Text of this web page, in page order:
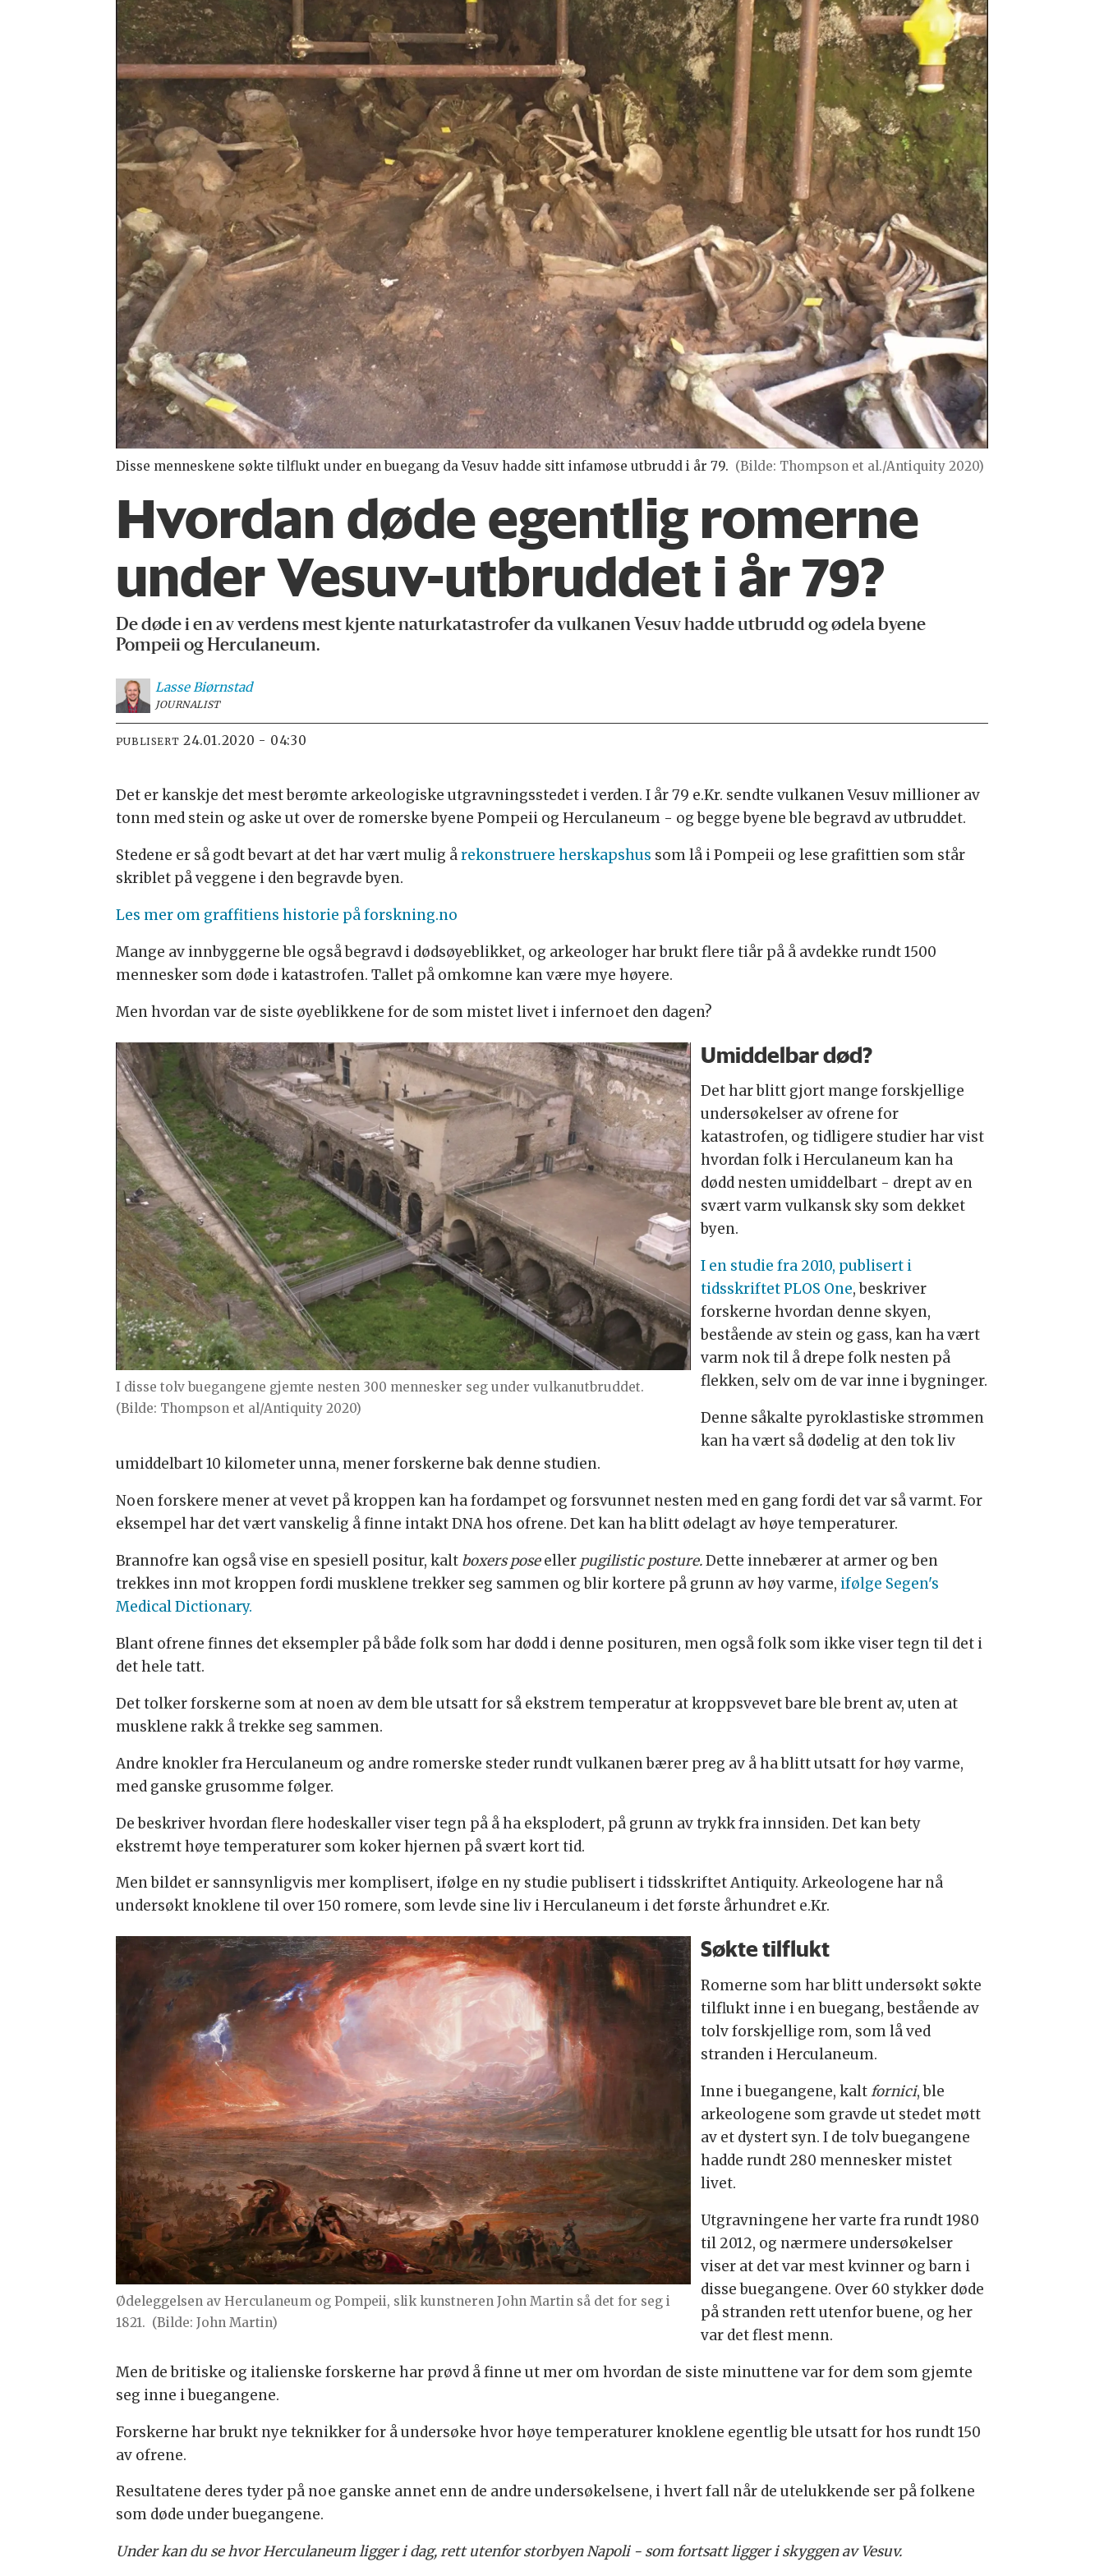
Disse menneskene søkte tilflukt under en buegang da Vesuv hadde sitt infamøse utbrudd i år 79. (Bilde: Thompson et al./Antiquity 2020)
Hvordan døde egentlig romerne
under Vesuv-utbruddet i år 79?
De døde i en av verdens mest kjente naturkatastrofer da vulkanen Vesuv hadde utbrudd og ødela byene
Pompeii og Herculaneum.
Lasse Biørnstad
JOURNALIST
PUBLISERT 24.01.2020 - 04:30
Det er kanskje det mest berømte arkeologiske utgravningsstedet i verden. I år 79 e.Kr. sendte vulkanen Vesuv millioner av
tonn med stein og aske ut over de romerske byene Pompeii og Herculaneum - og begge byene ble begravd av utbruddet.
Stedene er så godt bevart at det har vært mulig årekonstruere herskapshus som lå i Pompeii og lese grafittien som står
skriblet på veggene i den begravde byen.
Les mer om graffitiens historie på forskning.no
Mange av innbyggerne ble også begravd i dødsøyeblikket, og arkeologer har brukt flere tiår på å avdekke rundt 1500
mennesker som døde i katastrofen. Tallet på omkomne kan være mye høyere.
Men hvordan var de siste øyeblikkene for de som mistet livet i infernoet den dagen?
I disse tolv buegangene gjemte nesten 300 mennesker seg under vulkanutbruddet.
(Bilde: Thompson et al/Antiquity 2020)
Umiddelbar død?
Det har blitt gjort mange forskjellige
undersøkelser av ofrene for
katastrofen, og tidligere studier har vist
hvordan folk i Herculaneum kan ha
dødd nesten umiddelbart - drept av en
svært varm vulkansk sky som dekket
byen.
I en studie fra 2010, publisert i
tidsskriftet PLOS One, beskriver
forskerne hvordan denne skyen,
bestående av stein og gass, kan ha vært
varm nok til å drepe folk nesten på
flekken, selv om de var inne i bygninger.
Denne såkalte pyroklastiske strømmen
kan ha vært så dødelig at den tok liv
umiddelbart 10 kilometer unna, mener forskerne bak denne studien.
Noen forskere mener at vevet på kroppen kan ha fordampet og forsvunnet nesten med en gang fordi det var så varmt. For
eksempel har det vært vanskelig å finne intakt DNA hos ofrene. Det kan ha blitt ødelagt av høye temperaturer.
Brannofre kan også vise en spesiell positur, kalt boxers pose eller pugilistic posture.Dette innebærer at armer og ben
trekkes inn mot kroppen fordi musklene trekker seg sammen og blir kortere på grunn av høy varme, ifølge Segen's
Medical Dictionary.
Blant ofrene finnes det eksempler på både folk som har dødd i denne posituren, men også folk som ikke viser tegn til det i
det hele tatt.
Det tolker forskerne som at noen av dem ble utsatt for så ekstrem temperatur at kroppsvevet bare ble brent av, uten at
musklene rakk å trekke seg sammen.
Andre knokler fra Herculaneum og andre romerske steder rundt vulkanen bærer preg av å ha blitt utsatt for høy varme,
med ganske grusomme følger.
De beskriver hvordan flere hodeskaller viser tegn på å ha eksplodert, på grunn av trykk fra innsiden. Det kan bety
ekstremt høye temperaturer som koker hjernen på svært kort tid.
Men bildet er sannsynligvis mer komplisert, ifølge en ny studie publisert i tidsskriftet Antiquity. Arkeologene har nå
undersøkt knoklene til over 150 romere, som levde sine liv i Herculaneum i det første århundret e.Kr.
Ødeleggelsen av Herculaneum og Pompeii, slik kunstneren John Martin så det for seg i
1821. (Bilde: John Martin)
Søkte tilflukt
Romerne som har blitt undersøkt søkte
tilflukt inne i en buegang, bestående av
tolv forskjellige rom, som lå ved
stranden i Herculaneum.
Inne i buegangene, kaltfornici, ble
arkeologene som gravde ut stedet møtt
av et dystert syn. I de tolv buegangene
hadde rundt 280 mennesker mistet
livet.
Utgravningene her varte fra rundt 1980
til 2012, og nærmere undersøkelser
viser at det var mest kvinner og barn i
disse buegangene. Over 60 stykker døde
på stranden rett utenfor buene, og her
var det flest menn.
Men de britiske og italienske forskerne har prøvd å finne ut mer om hvordan de siste minuttene var for dem som gjemte
seg inne i buegangene.
Forskerne har brukt nye teknikker for å undersøke hvor høye temperaturer knoklene egentlig ble utsatt for hos rundt 150
av ofrene.
Resultatene deres tyder på noe ganske annet enn de andre undersøkelsene, i hvert fall når de utelukkende ser på folkene
som døde under buegangene.
Under kan du se hvor Herculaneum ligger i dag, rett utenfor storbyen Napoli - som fortsatt ligger i skyggen av Vesuv.